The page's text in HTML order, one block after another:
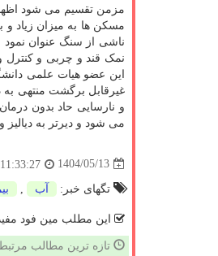
مزمن تقسیم می شود
مسکن ها به میزان زیاد
ناشی از سنگ عنوان نمود
نمک قند و چربی و کنترل
این عضو هیات علمی
غیرقابل برگشت منتهی به
و نارسایی حاد بدون
می شود و دیرتر به دیالیز
1404/05/13
11:33:27
تگهای خبر: آب
این مطلب مین فود
تازه ترین مطالب